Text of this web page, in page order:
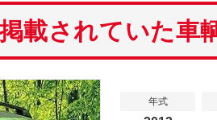
載されていた車
年式